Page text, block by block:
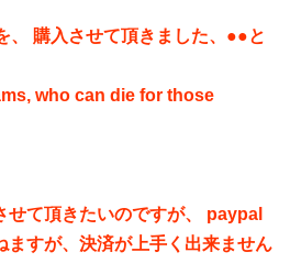
、 購入させて頂きました、●●と
who can die for those
て頂きたいのですが、 paypal
すが、決済が上手く出来ません